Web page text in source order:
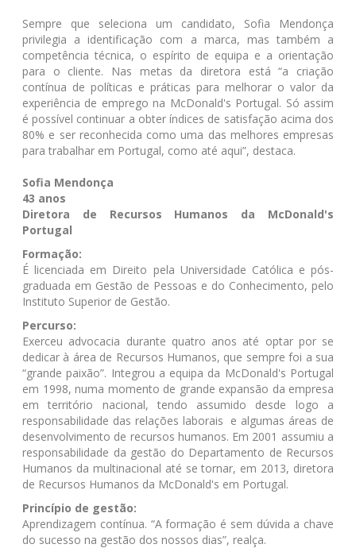
Sempre que seleciona um candidato, Sofia Mendonça
privilegia a identificação com a marca, mas também a
competência técnica, o espírito de equipa e a orientação
para o cliente. Nas metas da diretora está “a criação
contínua de políticas e práticas para melhorar o valor da
experiência de emprego na McDonald's Portugal. Só assim
é possível continuar a obter índices de satisfação acima dos
80% e ser reconhecida como uma das melhores empresas
para trabalhar em Portugal, como até aqui”, destaca.
Sofia Mendonça
43 anos
Diretora de Recursos Humanos da McDonald's
Portugal
Formação:
É licenciada em Direito pela Universidade Católica e pós-
graduada em Gestão de Pessoas e do Conhecimento, pelo
Instituto Superior de Gestão.
Percurso:
Exerceu advocacia durante quatro anos até optar por se
dedicar à área de Recursos Humanos, que sempre foi a sua
“grande paixão”. Integrou a equipa da McDonald's Portugal
em 1998, numa momento de grande expansão da empresa
em território nacional, tendo assumido desde logo a
responsabilidade das relações laborais e algumas áreas de
desenvolvimento de recursos humanos. Em 2001 assumiu a
responsabilidade da gestão do Departamento de Recursos
Humanos da multinacional até se tornar, em 2013, diretora
de Recursos Humanos da McDonald's em Portugal.
Princípio de gestão:
Aprendizagem contínua. “A formação é sem dúvida a chave
do sucesso na gestão dos nossos dias”, realça.